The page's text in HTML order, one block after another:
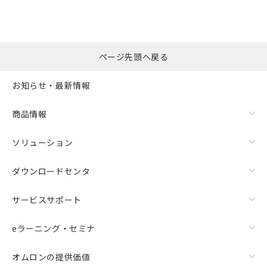
ページ先頭へ戻る
お知らせ・最新情報
商品情報
ソリューション
ダウンロードセンタ
サービスサポート
eラーニング・セミナ
オムロンの提供価値